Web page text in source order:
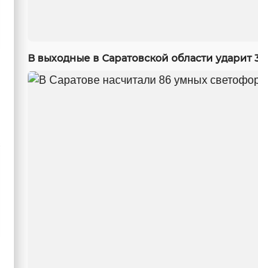
В выходные в Саратовской области ударит